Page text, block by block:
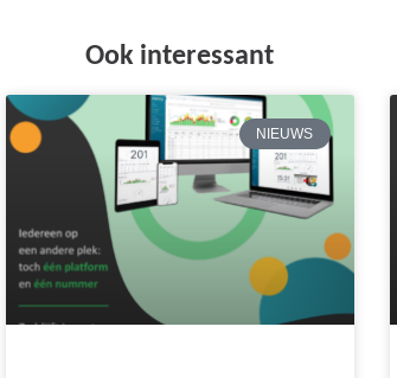
Ook interessant
NIEUWS